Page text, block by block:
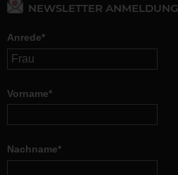
NEWSLETTER ANMELDUNG
Anrede*
Vorname*
Nachname*